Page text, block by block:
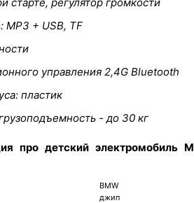
MP3 + USB, TF
управления 2,4G Bluetooth
пластик
- до 30 кг
про детский электромобиль M
BMW
джип